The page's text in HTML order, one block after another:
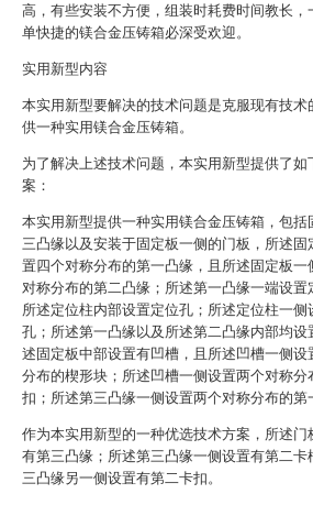
高，有些安装不方便，组装时耗费时间教长，
单快捷的镁合金压铸箱必深受欢迎。
实用新型内容
本实用新型要解决的技术问题是克服现有技术
供一种实用镁合金压铸箱。
为了解决上述技术问题，本实用新型提供了如
案：
本实用新型提供一种实用镁合金压铸箱，包括
三凸缘以及安装于固定板一侧的门板，所述固
置四个对称分布的第一凸缘，且所述固定板一
对称分布的第二凸缘；所述第一凸缘一端设置
所述定位柱内部设置定位孔；所述定位柱一侧
孔；所述第一凸缘以及所述第二凸缘内部均设
述固定板中部设置有凹槽，且所述凹槽一侧设
分布的楔形块；所述凹槽一侧设置两个对称分
扣；所述第三凸缘一侧设置两个对称分布的第
作为本实用新型的一种优选技术方案，所述门
有第三凸缘；所述第三凸缘一侧设置有第二卡
三凸缘另一侧设置有第二卡扣。